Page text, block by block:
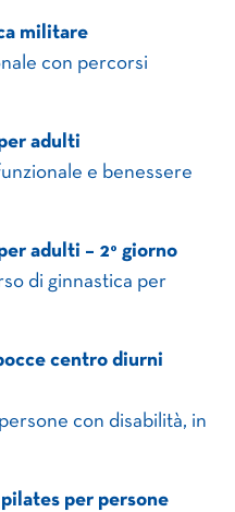
militare
con percorsi
adulti
e benessere
adulti – 2° giorno
di ginnastica per
centro diurni
con disabilità, in
per persone